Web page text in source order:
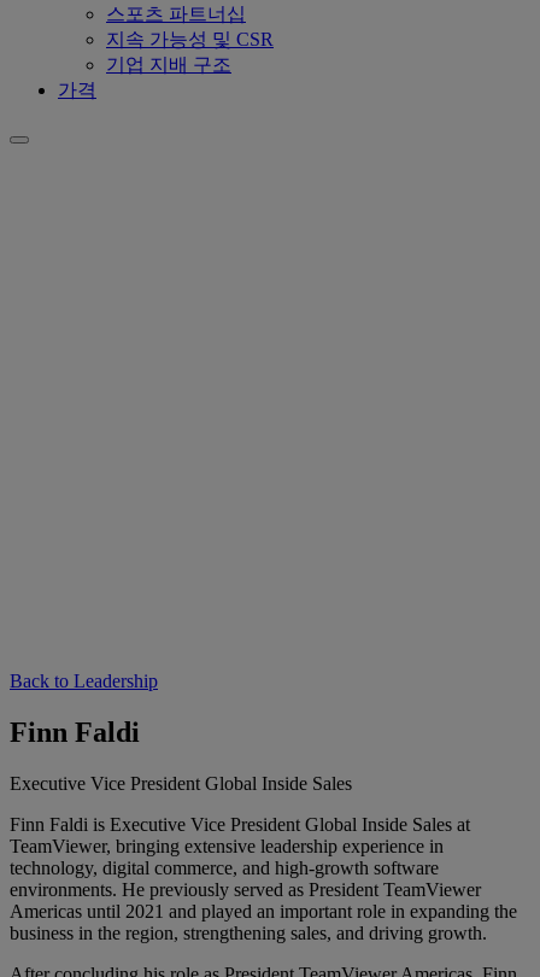
스포츠 파트너십
지속 가능성 및 CSR
기업 지배 구조
가격
Back to Leadership
Finn Faldi
Executive Vice President Global Inside Sales
Finn Faldi is Executive Vice President Global Inside Sales at
TeamViewer, bringing extensive leadership experience in
technology, digital commerce, and high-growth software
environments. He previously served as President TeamViewer
Americas until 2021 and played an important role in expanding the
business in the region, strengthening sales, and driving growth.